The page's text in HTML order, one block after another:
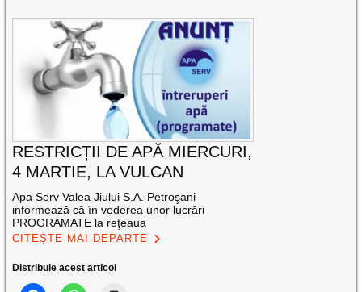
RESTRICȚII DE APĂ MIERCURI,
4 MARTIE, LA VULCAN
Apa Serv Valea Jiului S.A. Petroşani
informează că în vederea unor lucrări
PROGRAMATE la reţeaua
CITEȘTE MAI DEPARTE
Distribuie acest articol